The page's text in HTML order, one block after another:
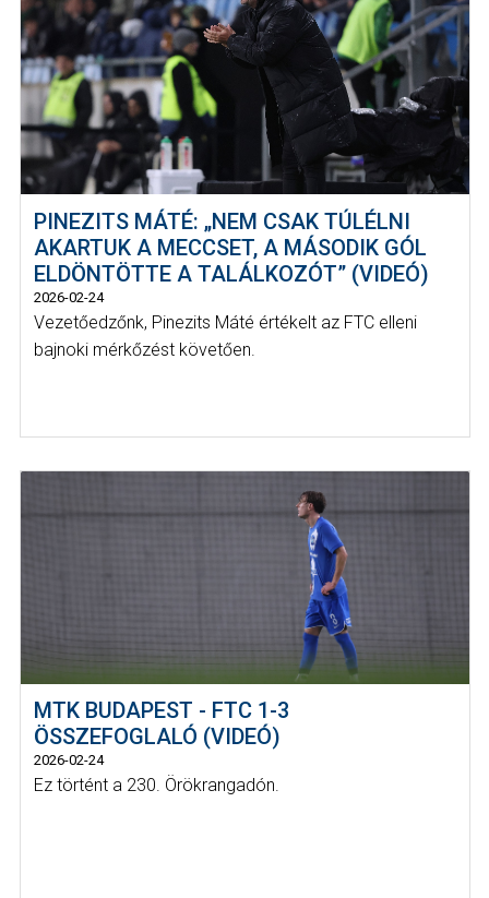
PINEZITS MÁTÉ: „NEM CSAK TÚLÉLNI
AKARTUK A MECCSET, A MÁSODIK GÓL
ELDÖNTÖTTE A TALÁLKOZÓT” (VIDEÓ)
2026-02-24
Vezetőedzőnk, Pinezits Máté értékelt az FTC elleni
bajnoki mérkőzést követően.
MTK BUDAPEST - FTC 1-3
ÖSSZEFOGLALÓ (VIDEÓ)
2026-02-24
Ez történt a 230. Örökrangadón.